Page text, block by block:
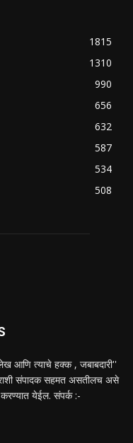
1815
1310
990
656
632
587
534
508
आणि त्याचे हक्क , जबाबदारी''
संपादक सहमत असतीलच असे
करण्यात येईल. संपर्क :-